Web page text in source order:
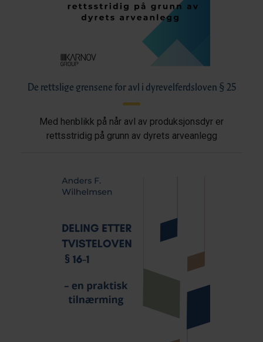
De rettslige grensene for avl i dyrevelferdsloven § 25
Med henblikk på når avl av produksjonsdyr er
rettsstridig på grunn av dyrets arveanlegg